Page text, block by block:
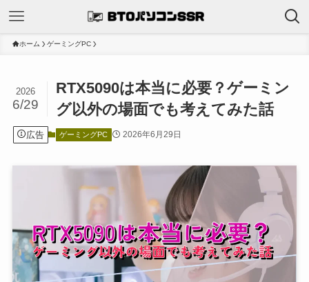
ホーム ゲーミングPC
RTX5090は本当に必要？ゲーミン
グ以外の場面でも考えてみた話
2026
6/29
広告 ゲーミングPC 2026年6月29日